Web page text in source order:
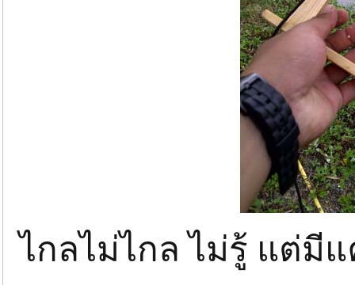
ไกลไม่ไกล ไม่รู้ แต่มี